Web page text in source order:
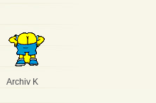
Archiv K